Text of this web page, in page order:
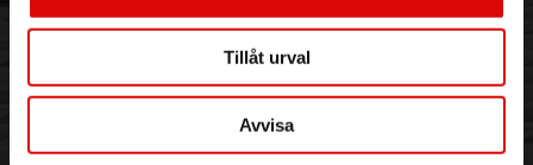
Tillåt urval
Avvisa
Jobba hos oss
Varumärken
Integritetspolicy
Om cookies
BLI KUND KONTAKTA OSS